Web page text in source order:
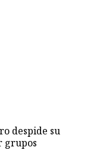
despide su
grupos